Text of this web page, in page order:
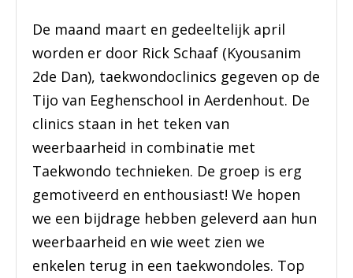
De maand maart en gedeeltelijk april
worden er door Rick Schaaf (Kyousanim
2de Dan), taekwondoclinics gegeven op de
Tijo van Eeghenschool in Aerdenhout. De
clinics staan in het teken van
weerbaarheid in combinatie met
Taekwondo technieken. De groep is erg
gemotiveerd en enthousiast! We hopen
we een bijdrage hebben geleverd aan hun
weerbaarheid en wie weet zien we
enkelen terug in een taekwondoles. Top